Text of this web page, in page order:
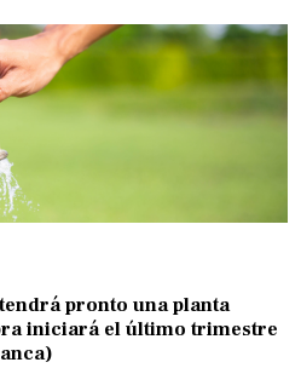
pronto una planta
iniciará el último trimestre